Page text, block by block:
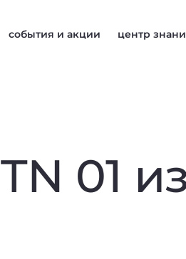
события и акции центр
01